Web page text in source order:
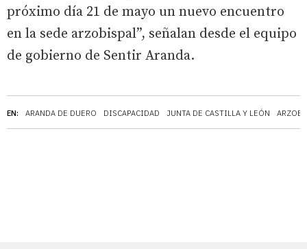
EN: ARANDA DE DUERO DISCAPACIDAD JUNTA DE CASTILLA Y LEÓN
próximo día 21 de mayo un nuevo encuentro
en la sede arzobispal”, señalan desde el equipo
de gobierno de Sentir Aranda.